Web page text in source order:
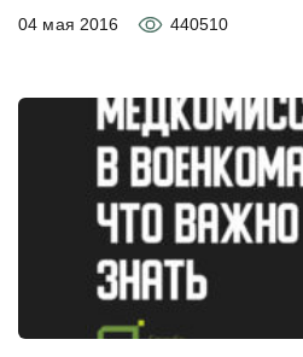
04 мая 2016 440510